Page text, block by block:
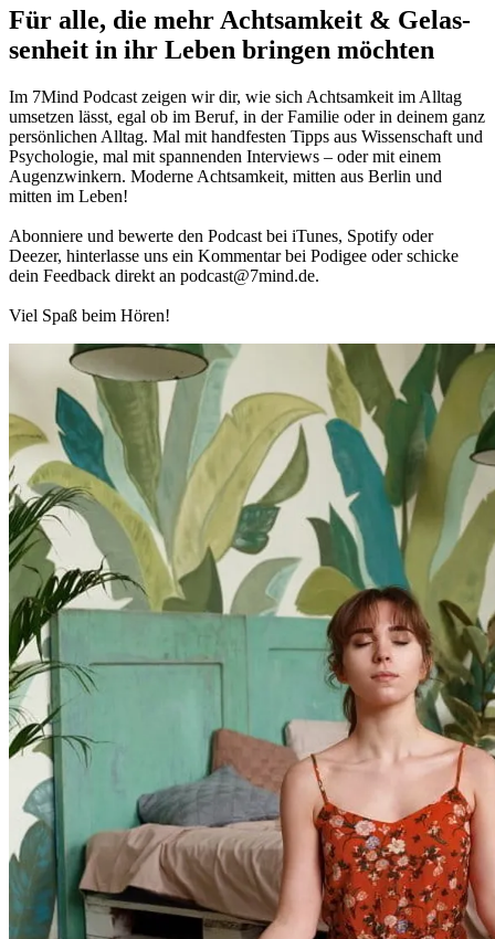
Für alle, die mehr Acht­sam­keit & Gelas­
sen­heit in ihr Leben brin­gen möch­ten
Im 7Mind Pod­cast zeigen wir dir, wie sich Acht­sam­keit im Alltag
umset­zen lässt, egal ob im Beruf, in der Fami­lie oder in deinem ganz
per­sön­li­chen Alltag. Mal mit hand­fes­ten Tipps aus Wis­sen­schaft und
Psy­cho­lo­gie, mal mit spannenden Interviews – oder mit einem
Augen­zwin­kern. Moderne Acht­sam­keit, mitten aus Berlin und
mitten im Leben!
Abon­niere und bewerte den Pod­cast bei iTunes, Spo­tify oder
Deezer, hin­ter­lasse uns ein Kom­men­tar bei Podigee oder schi­cke
dein Feed­back direkt an podcast@​7​mind.​de.
Viel Spaß beim Hören!